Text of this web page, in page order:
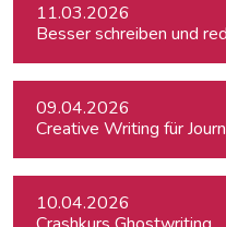
11.03.2026
Besser schreiben und
09.04.2026
Creative Writing für
10.04.2026